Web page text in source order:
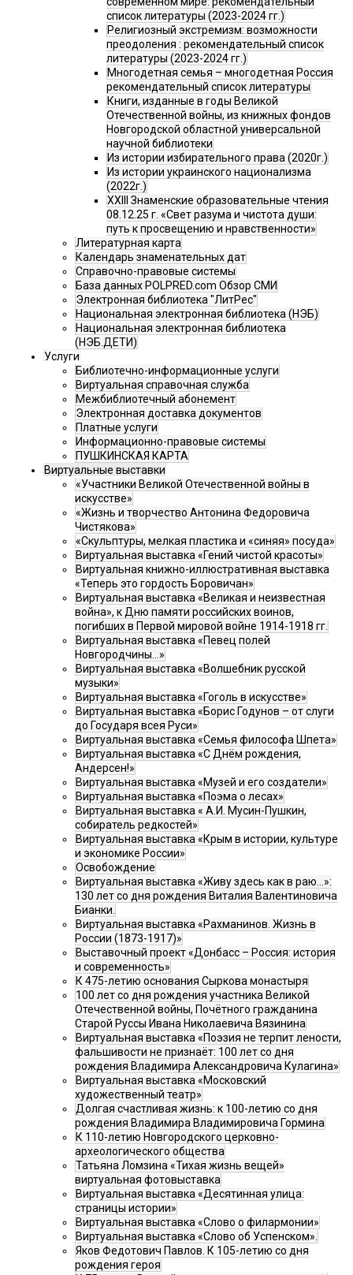
список литературы (2023-2024 гг.)
Религиозный экстремизм: возможности
преодоления : рекомендательный список
литературы (2023-2024 гг.)
Многодетная семья – многодетная Россия
рекомендательный список литературы
Книги, изданные в годы Великой
Отечественной войны, из книжных фондов
Новгородской областной универсальной
научной библиотеки
Из истории избирательного права (2020г.)
Из истории украинского национализма
(2022г.)
XXIII Знаменские образовательные чтения
08.12.25 г. «Свет разума и чистота души:
путь к просвещению и нравственности»
Литературная карта
Календарь знаменательных дат
Справочно-правовые системы
База данных POLPRED.com Обзор СМИ
Электронная библиотека "ЛитРес"
Национальная электронная библиотека (НЭБ)
Национальная электронная библиотека
(НЭБ.ДЕТИ)
Услуги
Библиотечно-информационные услуги
Виртуальная справочная служба
Межбиблиотечный абонемент
Электронная доставка документов
Платные услуги
Информационно-правовые системы
ПУШКИНСКАЯ КАРТА
Виртуальные выставки
«Участники Великой Отечественной войны в
искусстве»
«Жизнь и творчество Антонина Федоровича
Чистякова»
«Скульптуры, мелкая пластика и «синяя» посуда»
Виртуальная выставка «Гений чистой красоты»
Виртуальная книжно-иллюстративная выставка
«Теперь это гордость Боровичан»
Виртуальная выставка «Великая и неизвестная
война», к Дню памяти российских воинов,
погибших в Первой мировой войне 1914-1918 гг.
Виртуальная выставка «Певец полей
Новгородчины…»
Виртуальная выставка «Волшебник русской
музыки»
Виртуальная выставка «Гоголь в искусстве»
Виртуальная выставка «Борис Годунов – от слуги
до Государя всея Руси»
Виртуальная выставка «Семья философа Шпета»
Виртуальная выставка «С Днём рождения,
Андерсен!»
Виртуальная выставка «Музей и его создатели»
Виртуальная выставка «Поэма о лесах»
Виртуальная выставка « А.И. Мусин-Пушкин,
собиратель редкостей»
Виртуальная выставка «Крым в истории, культуре
и экономике России»
Освобождение
Виртуальная выставка «Живу здесь как в раю…»:
130 лет со дня рождения Виталия Валентиновича
Бианки.
Виртуальная выставка «Рахманинов. Жизнь в
России (1873-1917)»
Выставочный проект «Донбасс – Россия: история
и современность»
К 475-летию основания Сыркова монастыря
100 лет со дня рождения участника Великой
Отечественной войны, Почётного гражданина
Старой Руссы Ивана Николаевича Вязинина
Виртуальная выставка «Поэзия не терпит лености,
фальшивости не признаёт: 100 лет со дня
рождения Владимира Александровича Кулагина»
Виртуальная выставка «Московский
художественный театр»
Долгая счастливая жизнь: к 100-летию со дня
рождения Владимира Владимировича Гормина
К 110-летию Новгородского церковно-
археологического общества
Татьяна Ломзина «Тихая жизнь вещей»
виртуальная фотовыставка
Виртуальная выставка «Десятинная улица:
страницы истории»
Виртуальная выставка «Слово о филармонии»
Виртуальная выставка «Слово об Успенском».
Яков Федотович Павлов. К 105-летию со дня
рождения героя